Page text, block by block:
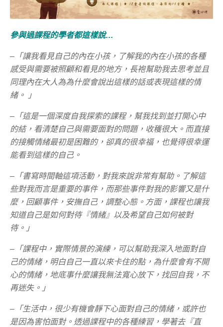
參與過課程的學者都這樣說…
–「讓我看見自己的內在小孩，了解我的內在小孩的各種
感受與需要被照顧和看見的地方，長袍幫助我去思考並且
同理內在大人為為什麼會說出這樣的話或表現這樣的情
緒。 」
–「這是一個深度自我探索的課程，幫我找到並打開心中
的結，看清楚自己與需要面對的問題，收穫很大。而直接
的接觸情緒最初是困難的，卻真的很幸福，也覺得很幸運
能看到這樣的自己。
–「書寫時間軸這項活動，對我來說非常有幫助。了解這
些對我而言是重要的事件，而那些事件對我的影響又是什
麼，回顧事件，安撫自己，調整心態。方面，課程也讓我
知道自己是如何對待『情緒』以及希望自己如何被對
待。」
–「課程中，實際情景的演練，可以幫助我深入地面對自
己的情緒，明白自己一直以來卡住的點，為什麼會有不開
心的情緒，地底事什麼讓我無法寬心放下，找回自我，不
再迷失。」
–「生活中，很少有機會靜下心面對自己的情緒，或許也
是因為害怕面對。透過課程中的各種練習，學著去『直